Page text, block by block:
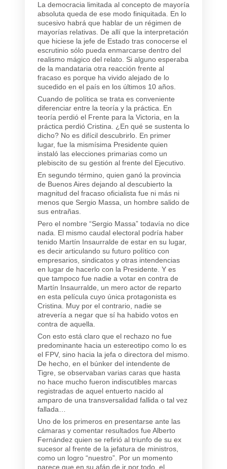
La democracia limitada al concepto de mayoría
absoluta queda de ese modo finiquitada. En lo
sucesivo habrá que hablar de un régimen de
mayorías relativas. De allí que la interpretación
que hiciese la jefe de Estado tras conocerse el
escrutinio sólo pueda enmarcarse dentro del
realismo mágico del relato. Si alguno esperaba
de la mandataria otra reacción frente al
fracaso es porque ha vivido alejado de lo
sucedido en el país en los últimos 10 años.
Cuando de política se trata es conveniente
diferenciar entre la teoría y la práctica. En
teoría perdió el Frente para la Victoria, en la
práctica perdió Cristina. ¿En qué se sustenta lo
dicho? No es difícil descubrirlo. En primer
lugar, fue la mismísima Presidente quien
instaló las elecciones primarias como un
plebiscito de su gestión al frente del Ejecutivo.
En segundo término, quien ganó la provincia
de Buenos Aires dejando al descubierto la
magnitud del fracaso oficialista fue ni más ni
menos que Sergio Massa, un hombre salido de
sus entrañas.
Pero el nombre “Sergio Massa” todavía no dice
nada. El mismo caudal electoral podría haber
tenido Martín Insaurralde de estar en su lugar,
es decir articulando su futuro político con
empresarios, sindicatos y otras intendencias
en lugar de hacerlo con la Presidente. Y es
que tampoco fue nadie a votar en contra de
Martín Insaurralde, un mero actor de reparto
en esta película cuyo única protagonista es
Cristina. Muy por el contrario, nadie se
atrevería a negar que sí ha habido votos en
contra de aquella.
Con esto está claro que el rechazo no fue
predominante hacia un estereotipo como lo es
el FPV, sino hacia la jefa o directora del mismo.
De hecho, en el búnker del intendente de
Tigre, se observaban varias caras que hasta
no hace mucho fueron indiscutibles marcas
registradas de aquel entuerto nacido al
amparo de una transversalidad fallida o tal vez
fallada…
Uno de los primeros en presentarse ante las
cámaras y comentar resultados fue Alberto
Fernández quien se refirió al triunfo de su ex
sucesor al frente de la jefatura de ministros,
como un logro “nuestro”. Por un momento
parece que en su afán de ir por todo, el